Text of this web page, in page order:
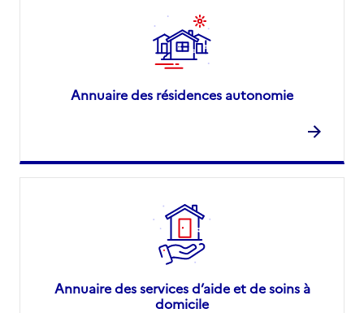
Annuaire des résidences autonomie
Annuaire des services d’aide et de soins à
domicile